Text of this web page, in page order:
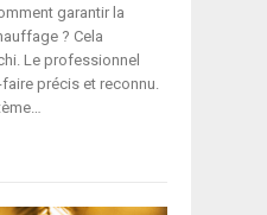
garantir la
? Cela
Le professionnel
précis et reconnu.